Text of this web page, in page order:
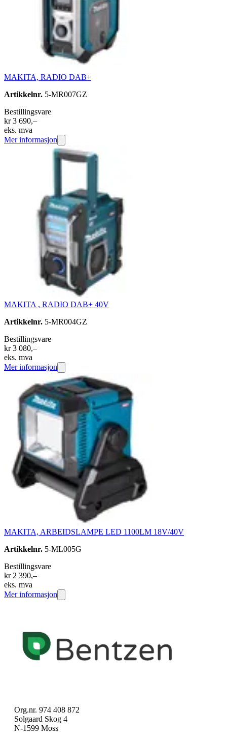
MAKITA, RADIO DAB+
Artikkelnr. 5-MR007GZ
Bestillingsvare
kr 3 690,–
eks. mva
Mer informasjon
MAKITA , RADIO DAB+ 40V
Artikkelnr. 5-MR004GZ
Bestillingsvare
kr 3 080,–
eks. mva
Mer informasjon
MAKITA, ARBEIDSLAMPE LED 1100LM 18V/40V
Artikkelnr. 5-ML005G
Bestillingsvare
kr 2 390,–
eks. mva
Mer informasjon
Org.nr. 974 408 872
Solgaard Skog 4
N-1599 Moss